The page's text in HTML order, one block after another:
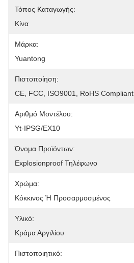
Τόπος Καταγωγής:
Κίνα
Μάρκα:
Yuantong
Πιστοποίηση:
CE, FCC, ISO9001, RoHS Compliant
Αριθμό Μοντέλου:
Yt-IPSG/EX10
Όνομα Προϊόντων:
Explosionproof Τηλέφωνο
Χρώμα:
Κόκκινος Ή Προσαρμοσμένος
Υλικό:
Κράμα Αργιλίου
Πιστοποιητικό: